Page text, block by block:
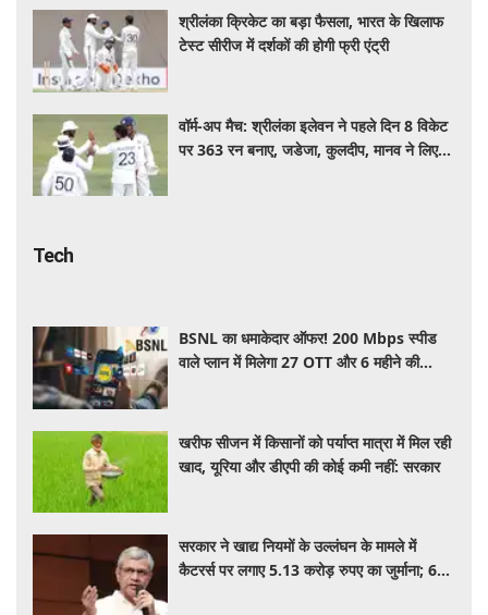
श्रीलंका क्रिकेट का बड़ा फैसला, भारत के खिलाफ
टेस्ट सीरीज में दर्शकों की होगी फ्री एंट्री
वॉर्म-अप मैच: श्रीलंका इलेवन ने पहले दिन 8 विकेट
पर 363 रन बनाए, जडेजा, कुलदीप, मानव ने लिए
Tech
BSNL का धमाकेदार ऑफर! 200 Mbps स्पीड
वाले प्लान में मिलेगा 27 OTT और 6 महीने की
खरीफ सीजन में किसानों को पर्याप्त मात्रा में मिल रही
खाद, यूरिया और डीएपी की कोई कमी नहीं: सरकार
सरकार ने खाद्य नियमों के उल्लंघन के मामले में
कैटरर्स पर लगाए 5.13 करोड़ रुपए का जुर्माना; 6